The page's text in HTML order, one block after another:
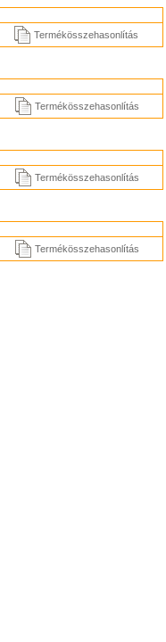
Termékösszehasonlítás
Termékösszehasonlítás
Termékösszehasonlítás
Termékösszehasonlítás